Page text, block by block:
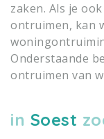
zaken. Als je
ontruimen, kan
Onderstaande
ontruimen van
in Soest